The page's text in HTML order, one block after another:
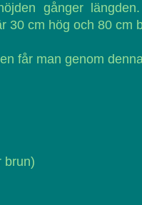
gånger
30 cm hög och 80 cm
får man genom
brun)